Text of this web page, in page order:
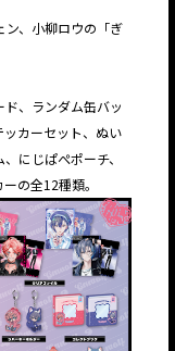
ン、小柳ロウの「ぎ
、ランダム缶バッ
カーセット、ぬい
にじぱぺポーチ、
の全12種類。